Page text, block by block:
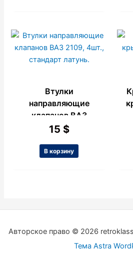
Втулки
направляющие
клапанов ВАЗ
2109, 4шт.,
15 $
В корзину
Авторское право © 2026
Тема Astra